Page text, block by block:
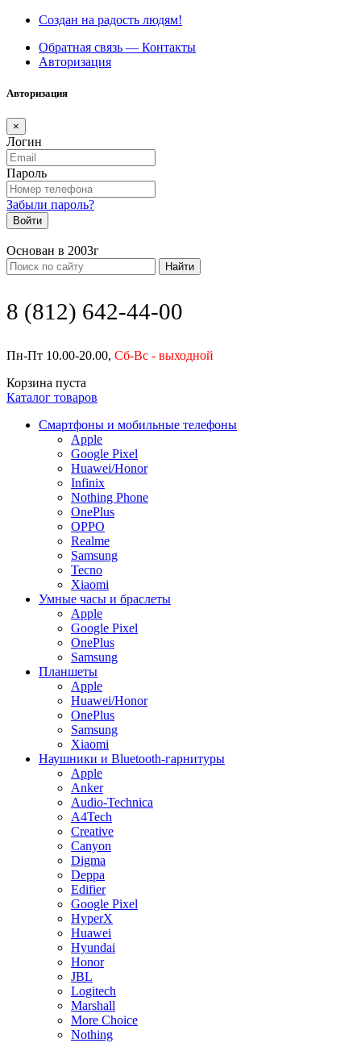
Создан на радость людям!
Обратная связь — Контакты
Авторизация
Авторизация
×
Логин
Пароль
Забыли пароль?
Войти
Основан в 2003г
Найти
8 (812) 642-44-00
Пн-Пт 10.00-20.00, Сб-Вс - выходной
Корзина пуста
Каталог товаров
Смартфоны и мобильные телефоны
Apple
Google Pixel
Huawei/Honor
Infinix
Nothing Phone
OnePlus
OPPO
Realme
Samsung
Tecno
Xiaomi
Умные часы и браслеты
Apple
Google Pixel
OnePlus
Samsung
Планшеты
Apple
Huawei/Honor
OnePlus
Samsung
Xiaomi
Наушники и Bluetooth-гарнитуры
Apple
Anker
Audio-Technica
A4Tech
Creative
Canyon
Digma
Deppa
Edifier
Google Pixel
HyperX
Huawei
Hyundai
Honor
JBL
Logitech
Marshall
More Choice
Nothing